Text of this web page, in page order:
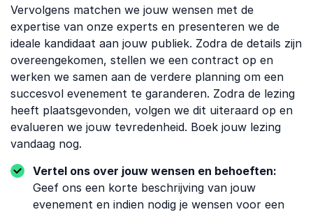
Vervolgens matchen we jouw wensen met de
expertise van onze experts en presenteren we de
ideale kandidaat aan jouw publiek. Zodra de details zijn
overeengekomen, stellen we een contract op en
werken we samen aan de verdere planning om een
succesvol evenement te garanderen. Zodra de lezing
heeft plaatsgevonden, volgen we dit uiteraard op en
evalueren we jouw tevredenheid. Boek jouw lezing
vandaag nog.
Vertel ons over jouw wensen en behoeften:
Geef ons een korte beschrijving van jouw
evenement en indien nodig je wensen voor een